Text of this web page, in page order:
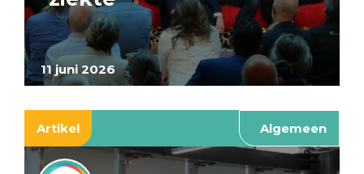
11 juni 2026
Artikel Algemeen